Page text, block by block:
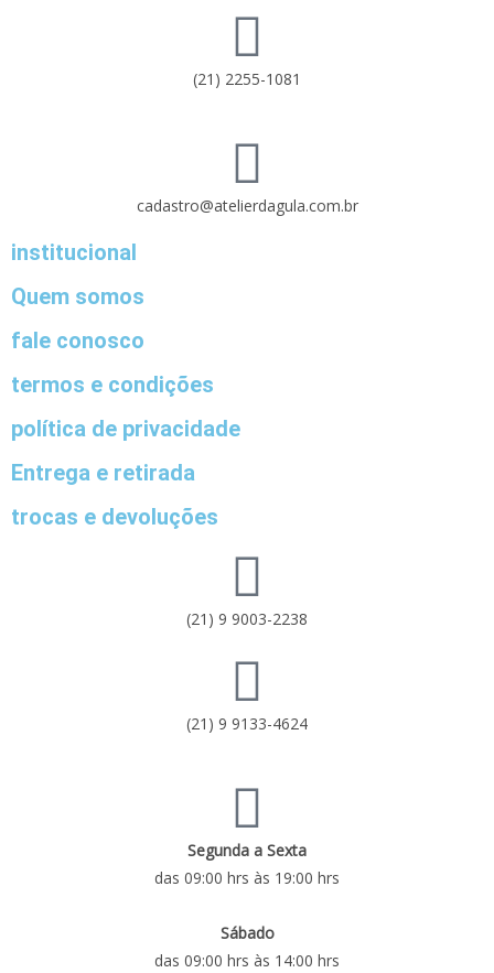
(21) 2255-1081
cadastro@atelierdagula.com.br
institucional
Quem somos
fale conosco
termos e condições
política de privacidade
Entrega e retirada
trocas e devoluções
(21) 9 9003-2238
(21) 9 9133-4624
Segunda a Sexta
das 09:00 hrs às 19:00 hrs
Sábado
das 09:00 hrs às 14:00 hrs